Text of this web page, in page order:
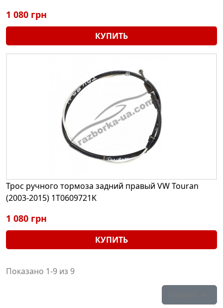
1 080 грн
КУПИТЬ
Трос ручного тормоза задний правый VW Touran
(2003-2015) 1T0609721K
1 080 грн
КУПИТЬ
Показано 1-9 из 9